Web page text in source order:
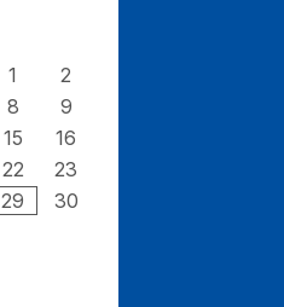
1
2
8
9
15
16
22
23
29
30